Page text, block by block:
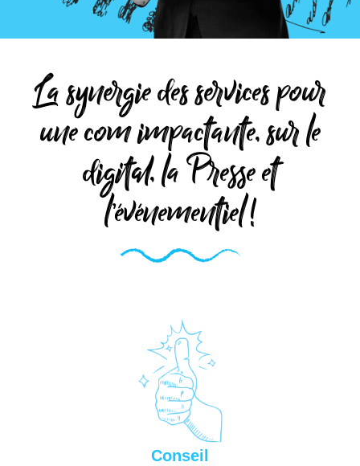
La synergie des services pour
une com impactante, sur le
digital, la Presse et
l’événementiel !
Conseil